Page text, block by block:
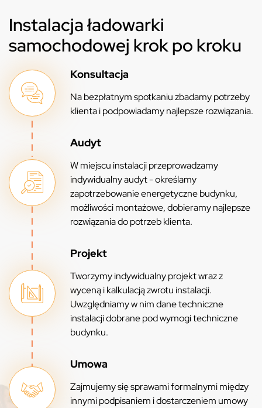
Instalacja ładowarki
samochodowej krok po kroku
Konsultacja
Na bezpłatnym spotkaniu zbadamy potrzeby
klienta i podpowiadamy najlepsze rozwiązania.
Audyt
W miejscu instalacji przeprowadzamy
indywidualny audyt - określamy
zapotrzebowanie energetyczne budynku,
możliwości montażowe, dobieramy najlepsze
rozwiązania do potrzeb klienta.
Projekt
Tworzymy indywidualny projekt wraz z
wyceną i kalkulacją zwrotu instalacji.
Uwzględniamy w nim dane techniczne
instalacji dobrane pod wymogi techniczne
budynku.
Umowa
Zajmujemy się sprawami formalnymi między
innymi podpisaniem i dostarczeniem umowy